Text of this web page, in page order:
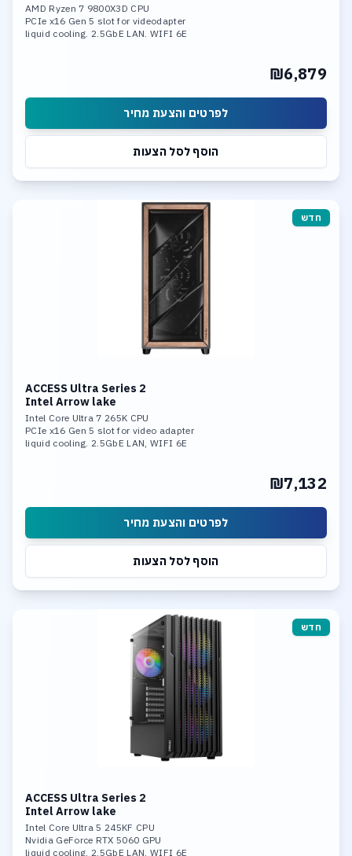
AMD Ryzen 7 9800X3D CPU
PCIe x16 Gen 5 slot for videodapter
liquid cooling. 2.5GbE LAN. WIFI 6E
₪6,879
לפרטים והצעת מחיר
הוסף לסל הצעות
חדש
ACCESS Ultra Series 2
Intel Arrow lake
Intel Core Ultra 7 265K CPU
PCIe x16 Gen 5 slot for video adapter
liquid cooling. 2.5GbE LAN, WIFI 6E
Integrated neural processing unit (NPU)
₪7,132
לפרטים והצעת מחיר
הוסף לסל הצעות
חדש
ACCESS Ultra Series 2
Intel Arrow lake
Intel Core Ultra 5 245KF CPU
Nvidia GeForce RTX 5060 GPU
liquid cooling. 2.5GbE LAN. WIFI 6E